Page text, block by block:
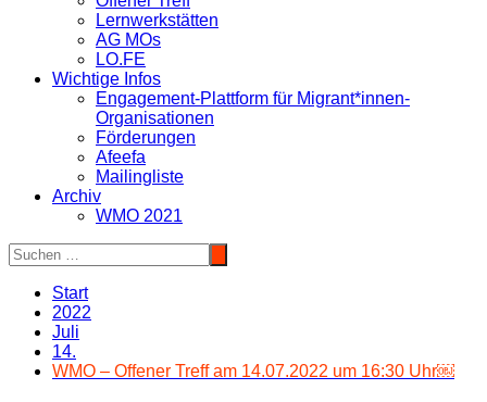
Lernwerkstätten
AG MOs
LO.FE
Wichtige Infos
Engagement-Plattform für Migrant*innen-
Organisationen
Förderungen
Afeefa
Mailingliste
Archiv
WMO 2021
Start
2022
Juli
14.
WMO – Offener Treff am 14.07.2022 um 16:30 Uhr￼